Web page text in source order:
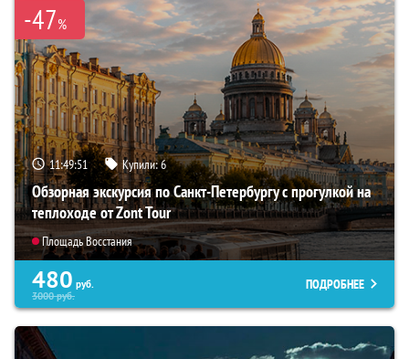
-47%
11:49:50 Купили:6
Обзорная экскурсия по Санкт-Петербургу с прогулкой на
теплоходе от Zont Tour
Площадь Восстания
480 руб.
3000руб.
ПОДРОБНЕЕ